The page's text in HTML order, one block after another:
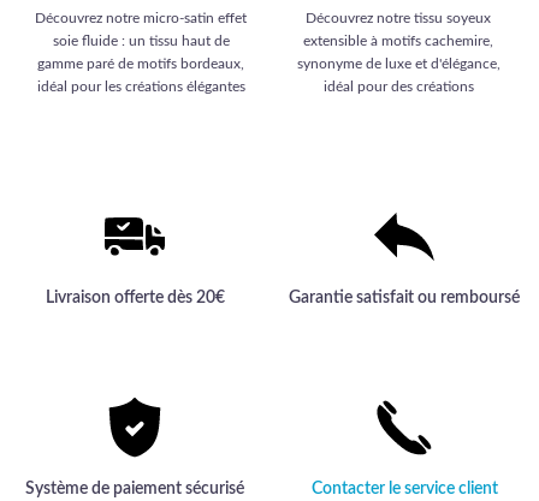
Découvrez notre micro-satin effet
soie fluide : un tissu haut de
gamme paré de motifs bordeaux,
idéal pour les créations élégantes
Découvrez notre tissu soyeux
extensible à motifs cachemire,
synonyme de luxe et d'élégance,
idéal pour des créations
Livraison offerte dès 20€ Garantie satisfait ou remboursé
Système de paiement sécurisé Contacter le service client